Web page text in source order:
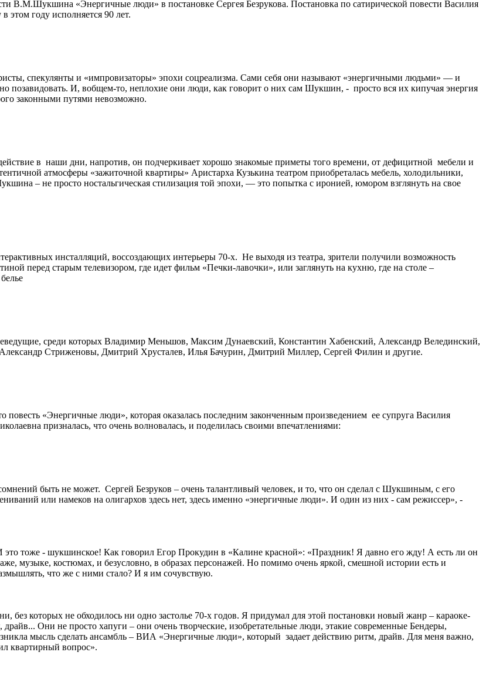
В.М.Шукшина «Энергичные люди» в постановке Сергея Безрукова. Постановка по сатирической повести Василия
году исполняется 90 лет.
спекулянты и «импровизаторы» эпохи соцреализма. Сами себя они называют «энергичными людьми» — и
позавидовать. И, вобщем-то, неплохие они люди, как говорит о них сам Шукшин, - просто вся их кипучая энергия
законными путями невозможно.
в наши дни, напротив, он подчеркивает хорошо знакомые приметы того времени, от дефицитной мебели и
атмосферы «зажиточной квартиры» Аристарха Кузькина театром приобреталась мебель, холодильники,
– не просто ностальгическая стилизация той эпохи, — это попытка с иронией, юмором взглянуть на свое
инсталляций, воссоздающих интерьеры 70-х. Не выходя из театра, зрители получили возможность
перед старым телевизором, где идет фильм «Печки-лавочки», или заглянуть на кухню, где на столе –
среди которых Владимир Меньшов, Максим Дунаевский, Константин Хабенский, Александр Велединский,
Стриженовы, Дмитрий Хрусталев, Илья Бачурин, Дмитрий Миллер, Сергей Филин и другие.
«Энергичные люди», которая оказалась последним законченным произведением ее супруга Василия
призналась, что очень волновалась, и поделилась своими впечатлениями:
быть не может. Сергей Безруков – очень талантливый человек, и то, что он сделал с Шукшиным, с его
или намеков на олигархов здесь нет, здесь именно «энергичные люди». И один из них - сам режиссер», -
это тоже - шукшинское! Как говорил Егор Прокудин в «Калине красной»: «Праздник! Я давно его жду! А есть ли он
музыке, костюмах, и безусловно, в образах персонажей. Но помимо очень яркой, смешной истории есть и
что же с ними стало? И я им сочувствую.
которых не обходилось ни одно застолье 70-х годов. Я придумал для этой постановки новый жанр – караоке-
Они не просто хапуги – они очень творческие, изобретательные люди, этакие современные Бендеры,
мысль сделать ансамбль – ВИА «Энергичные люди», который задает действию ритм, драйв. Для меня важно,
квартирный вопрос».